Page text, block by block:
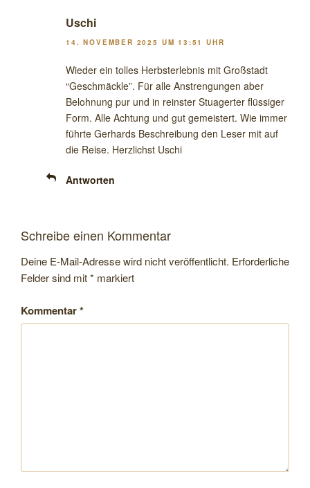
Uschi
14. NOVEMBER 2025 UM 13:51 UHR
Wieder ein tolles Herbsterlebnis mit Großstadt
“Geschmäckle”. Für alle Anstrengungen aber
Belohnung pur und in reinster Stuagerter flüssiger
Form. Alle Achtung und gut gemeistert. Wie immer
führte Gerhards Beschreibung den Leser mit auf
die Reise. Herzlichst Uschi
Antworten
Schreibe einen Kommentar
Deine E-Mail-Adresse wird nicht veröffentlicht. Erforderliche
Felder sind mit* markiert
Kommentar*